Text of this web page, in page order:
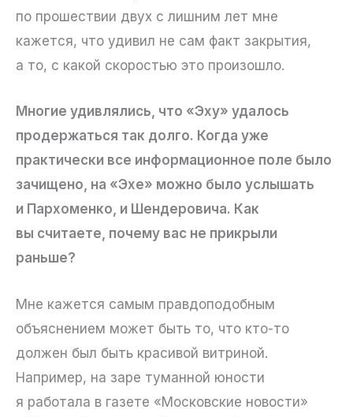
по прошествии двух с лишним лет мне
кажется, что удивил не сам факт закрытия,
а то, с какой скоростью это произошло.
Многие удивлялись, что «Эху» удалось
продержаться так долго. Когда уже
практически все информационное поле было
зачищено, на «Эхе» можно было услышать
и Пархоменко, и Шендеровича. Как
вы считаете, почему вас не прикрыли
раньше?
Мне кажется самым правдоподобным
объяснением может быть то, что кто-то
должен был быть красивой витриной.
Например, на заре туманной юности
я работала в газете «Московские новости»